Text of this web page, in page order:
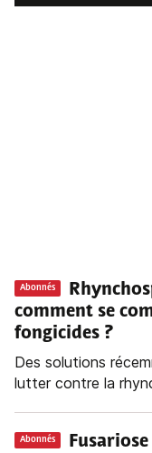
Abonnés
comment se
fongicides ?
Des solutions
lutter contre la
Abonnés Fusariose